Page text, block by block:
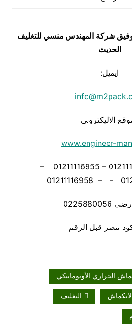
شركة المهندس منسي للتغليف
الحديث
ايميل:
الاليكتروني
www.engineer-
موبايل: 01211116954 – 01211116955 –
الحراري الأوتوماتيكي
التغليف